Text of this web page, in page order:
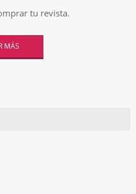
tu revista.
MÁS